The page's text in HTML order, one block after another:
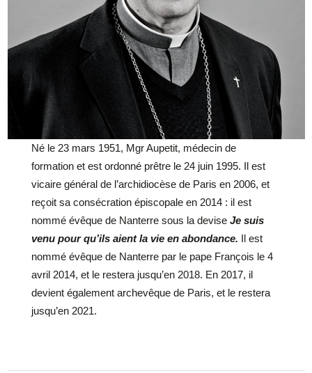
Né le 23 mars 1951, Mgr Aupetit, médecin de
formation et est ordonné prêtre le 24 juin 1995. Il est
vicaire général de l’archidiocèse de Paris en 2006, et
reçoit sa consécration épiscopale en 2014 : il est
nommé évêque de Nanterre sous la devise Je suis
venu pour qu’ils aient la vie en abondance. Il est
nommé évêque de Nanterre par le pape François le 4
avril 2014, et le restera jusqu’en 2018. En 2017, il
devient également archevêque de Paris, et le restera
jusqu’en 2021.